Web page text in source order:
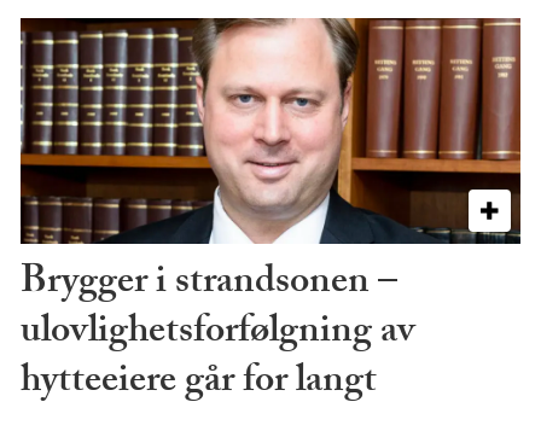
Brygger i strandsonen –
ulovlighetsforfølgning av
hytteeiere går for langt